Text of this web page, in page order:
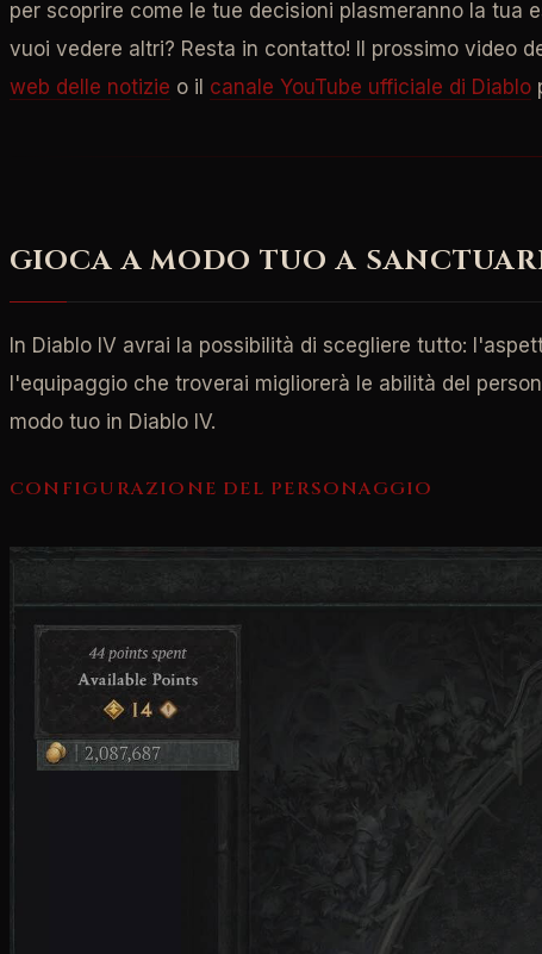
per scoprire come le tue decisioni plasmeranno la tua
vuoi vedere altri? Resta in contatto! Il prossimo video
web delle notizie o il canale YouTube ufficiale di Diablo
GIOCA A MODO TUO A
In Diablo IV avrai la possibilità di scegliere tutto:
l'equipaggio che troverai migliorerà le abilità del
modo tuo in Diablo IV.
CONFIGURAZIONE DEL PERSONAGGIO